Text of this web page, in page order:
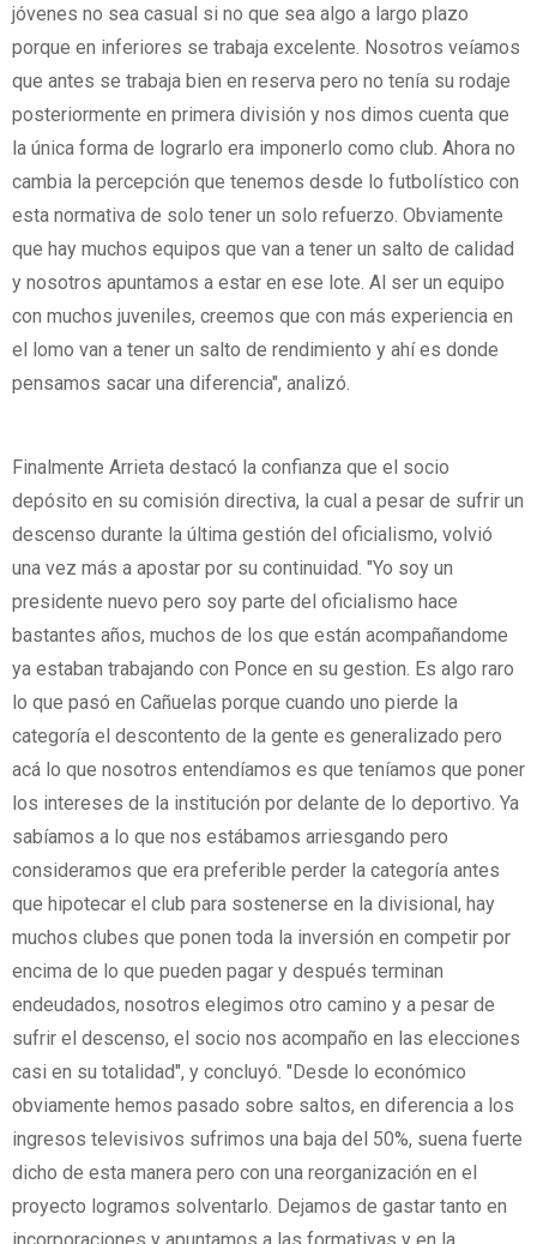
jóvenes no sea casual si no que sea algo a largo plazo
porque en inferiores se trabaja excelente. Nosotros veíamos
que antes se trabaja bien en reserva pero no tenía su rodaje
posteriormente en primera división y nos dimos cuenta que
la única forma de lograrlo era imponerlo como club. Ahora no
cambia la percepción que tenemos desde lo futbolístico con
esta normativa de solo tener un solo refuerzo. Obviamente
que hay muchos equipos que van a tener un salto de calidad
y nosotros apuntamos a estar en ese lote. Al ser un equipo
con muchos juveniles, creemos que con más experiencia en
el lomo van a tener un salto de rendimiento y ahí es donde
pensamos sacar una diferencia", analizó.
Finalmente Arrieta destacó la confianza que el socio
depósito en su comisión directiva, la cual a pesar de sufrir un
descenso durante la última gestión del oficialismo, volvió
una vez más a apostar por su continuidad. "Yo soy un
presidente nuevo pero soy parte del oficialismo hace
bastantes años, muchos de los que están acompañandome
ya estaban trabajando con Ponce en su gestion. Es algo raro
lo que pasó en Cañuelas porque cuando uno pierde la
categoría el descontento de la gente es generalizado pero
acá lo que nosotros entendíamos es que teníamos que poner
los intereses de la institución por delante de lo deportivo. Ya
sabíamos a lo que nos estábamos arriesgando pero
consideramos que era preferible perder la categoría antes
que hipotecar el club para sostenerse en la divisional, hay
muchos clubes que ponen toda la inversión en competir por
encima de lo que pueden pagar y después terminan
endeudados, nosotros elegimos otro camino y a pesar de
sufrir el descenso, el socio nos acompaño en las elecciones
casi en su totalidad", y concluyó. "Desde lo económico
obviamente hemos pasado sobre saltos, en diferencia a los
ingresos televisivos sufrimos una baja del 50%, suena fuerte
dicho de esta manera pero con una reorganización en el
proyecto logramos solventarlo. Dejamos de gastar tanto en